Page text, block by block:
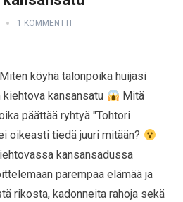
1 KOMMENTTI
köyhä talonpoika huijasi
kansansatu
Mitä
päättää ryhtyä "Tohtori
oikeasti tiedä juuri mitään?
kansansadussa
parempaa elämää ja
rikosta, kadonneita rahoja sekä